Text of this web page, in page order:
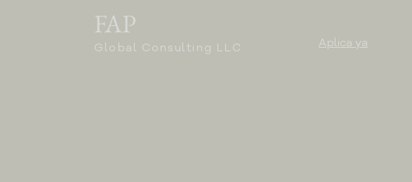
FAP
Global Consulting LLC Aplica ya